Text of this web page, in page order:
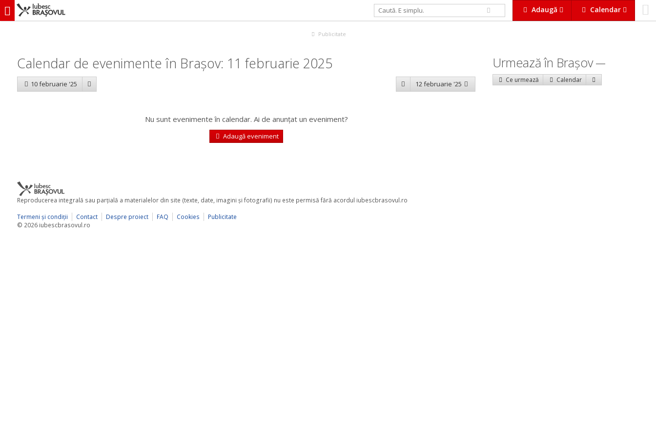
Adaugă Calendar
iubescbraşovul.ro
Publicitate
Calendar de evenimente în Brașov: 11 februarie 2025
10 februarie '25 12 februarie '25
Nu sunt evenimente în calendar. Ai de anunțat un eveniment?
Adaugă eveniment
Urmează în Braşov
Ce urmează Calendar
Reproducerea integrală sau parţială a materialelor din site (texte, date, imagini şi fotografii) nu este permisă fără acordul iubescbrasovul.ro
Termeni şi condiţii
Contact Despre proiect FAQ Cookies
Publicitate
© 2026 iubescbrasovul.ro